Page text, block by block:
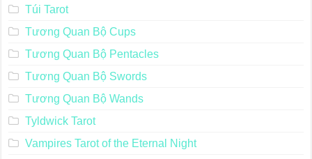
Túi Tarot
Tương Quan Bộ Cups
Tương Quan Bộ Pentacles
Tương Quan Bộ Swords
Tương Quan Bộ Wands
Tyldwick Tarot
Vampires Tarot of the Eternal Night